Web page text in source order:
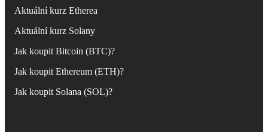
Aktuální kurz Etherea
Aktuální kurz Solany
Jak koupit Bitcoin (BTC)?
Jak koupit Ethereum (ETH)?
Jak koupit Solana (SOL)?